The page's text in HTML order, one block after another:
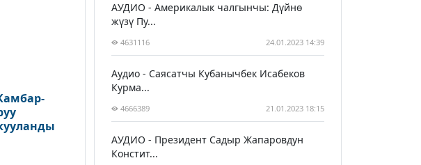
АУДИО - Америкалык чалгынчы: Дүйнө
жүзү Пу...
4631116 24.01.2023 14:39
Аудио - Саясатчы Кубанычбек Исабеков
Курма...
4666389 21.01.2023 18:15
АУДИО - Президент Садыр Жапаровдун
Констит...